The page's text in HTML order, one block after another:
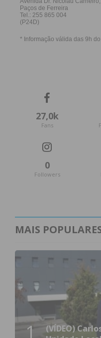
Assine nossa
27,0k
Fans
0
Followers
MAIS
1
(VÍDEO)